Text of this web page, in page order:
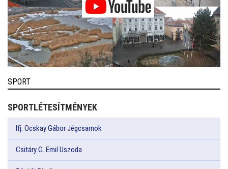
SPORT
SPORTLÉTESÍTMÉNYEK
Ifj. Ocskay Gábor Jégcsarnok
Csitáry G. Emil Uszoda